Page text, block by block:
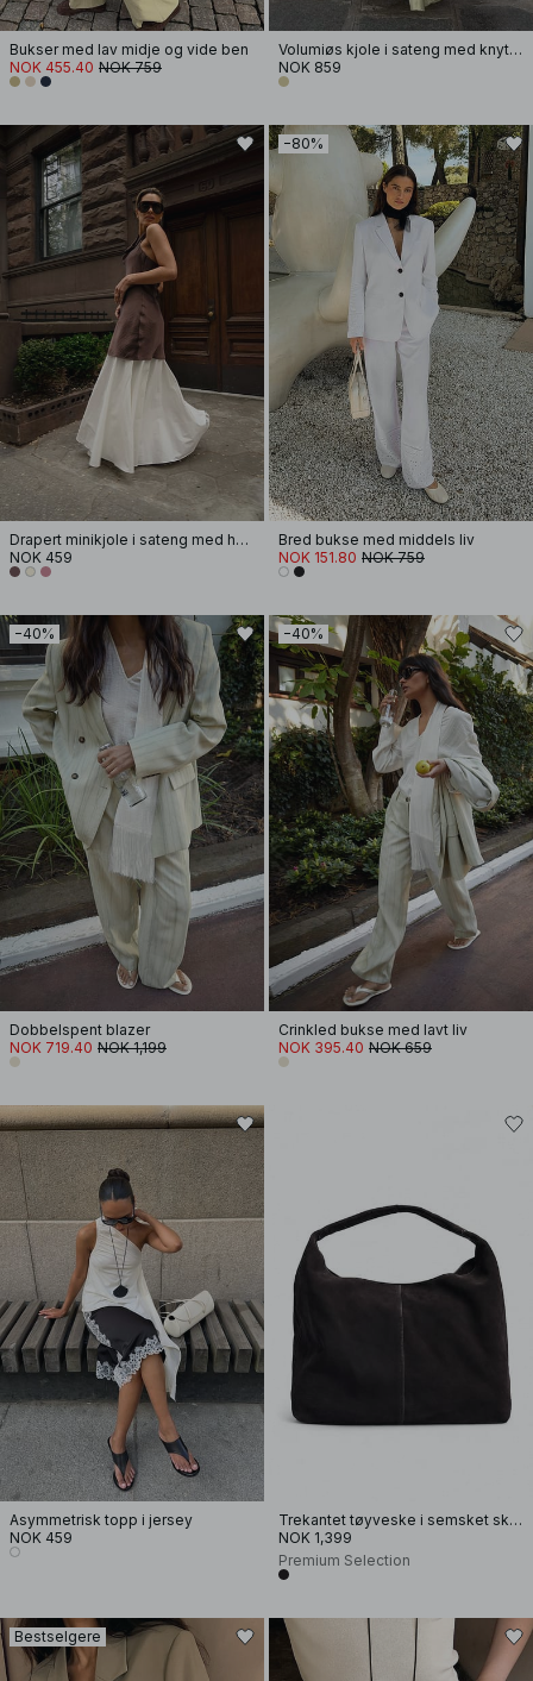
Bukser med lav midje og vide ben
NOK 455.40 NOK 759
Volumiøs kjole i sateng med knyting i ryggen
NOK 859
Drapert minikjole i sateng med halterneck
NOK 459
−80%
Bred bukse med middels liv
NOK 151.80 NOK 759
−40%
Dobbelspent blazer
NOK 719.40 NOK 1,199
−40%
Crinkled bukse med lavt liv
NOK 395.40 NOK 659
Asymmetrisk topp i jersey
NOK 459
Trekantet tøyveske i semsket skinn
NOK 1,399
Premium Selection
Bestselgere